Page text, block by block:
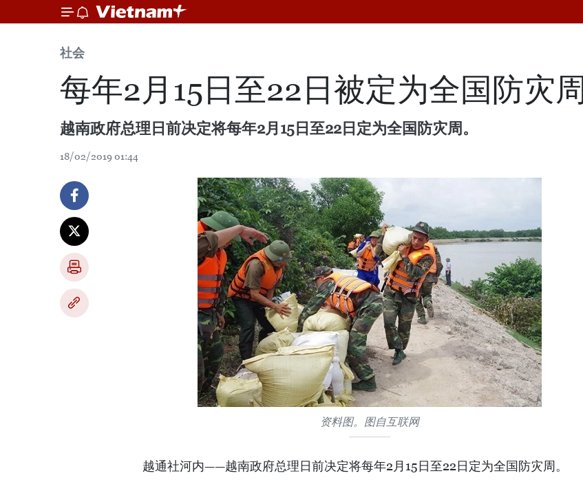
社会
每年2月15日至22日被定为全国防灾周
越南政府总理日前决定将每年2月15日至22日定为全国防灾周。
18/02/2019 01:44
资料图。图自互联网
越通社河内——越南政府总理日前决定将每年2月15日至22日定为全国防灾周。